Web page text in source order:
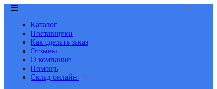
Каталог
Поставщики
Как сделать заказ
Отзывы
О компании
Помощь
Склад онлайн